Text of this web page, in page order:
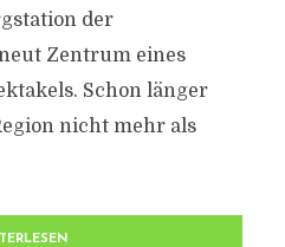
der
Zentrum eines
Schon länger
nicht mehr als